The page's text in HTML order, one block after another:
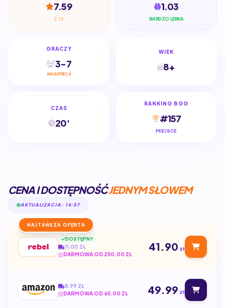
7.59
Z 10
1.03
BARDZO LEKKA
GRACZY
3-7
NAJLEPIEJ: 6
WIEK
8+
CZAS
20'
RANKING BGG
#157
MIEJSCE
CENA I DOSTĘPNOŚĆJEDNYM SŁOWEM
AKTUALIZACJA: 14:57
NAJTAŃSZA OFERTA
DOSTĘPNY
11.00 ZŁ
DARMOWA OD 250.00 ZŁ
41.90 zł
8.99 ZŁ
DARMOWA OD 65.00 ZŁ
49.99 zł